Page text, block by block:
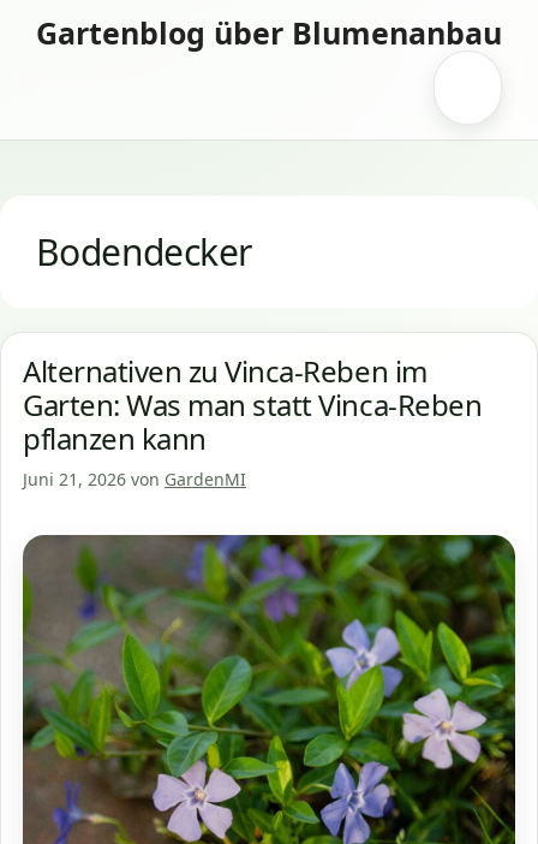
InhaltGartenblog über Blumenanbau
Bodendecker
Alternativen zu Vinca-Reben im
Garten: Was man statt Vinca-Reben
pflanzen kann
Juni 21, 2026 von GardenMI